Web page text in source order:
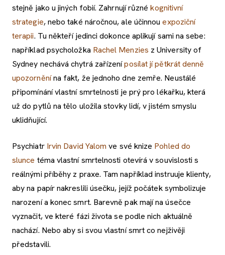
stejně jako u jiných fobií. Zahrnují různékognitivní
strategie, nebo také náročnou, ale účinnouexpoziční
terapii. Tu někteří jedinci dokonce aplikují sami na sebe:
například psycholožka Rachel Menzies z University of
Sydney nechává chytrá zařízeníposílat jí pětkrát denně
upozorněnína fakt, že jednoho dne zemře. Neustálé
připomínání vlastní smrtelnosti je prý pro lékařku, která
už do pytlů na tělo uložila stovky lidí, v jistém smyslu
uklidňující.
Psychiatr Irvin David Yalom ve své knize Pohled do
slunce téma vlastní smrtelnosti otevírá v souvislosti s
reálnými příběhy z praxe. Tam například instruuje klienty,
aby na papír nakreslili úsečku, jejíž počátek symbolizuje
narození a konec smrt. Barevně pak mají na úsečce
vyznačit, ve které fázi života se podle nich aktuálně
nachází. Nebo aby si svou vlastní smrt co nejživěji
představili.